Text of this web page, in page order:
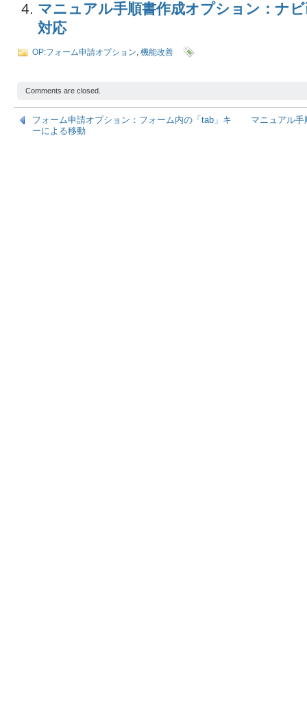
マニュアル手順書作成オプション：ナ
対応
OP:フォーム申請オプション, 機能改善
Comments are closed.
フォーム申請オプション：フォーム内の「tab」キ
ーによる移動
マニュアル